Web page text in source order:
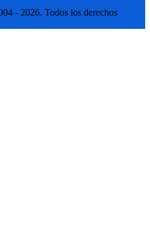
- 2026. Todos los derechos